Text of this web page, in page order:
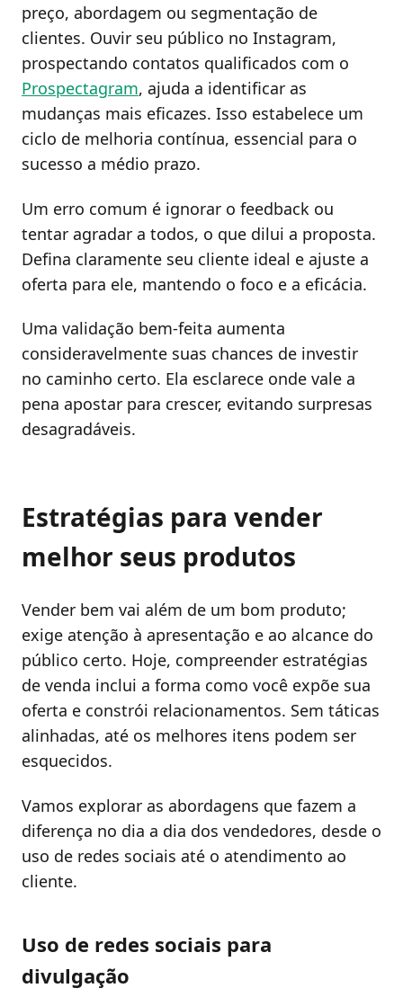
preço, abordagem ou segmentação de
clientes. Ouvir seu público no Instagram,
prospectando contatos qualificados com o
Prospectagram, ajuda a identificar as
mudanças mais eficazes. Isso estabelece um
ciclo de melhoria contínua, essencial para o
sucesso a médio prazo.
Um erro comum é ignorar o feedback ou
tentar agradar a todos, o que dilui a proposta.
Defina claramente seu cliente ideal e ajuste a
oferta para ele, mantendo o foco e a eficácia.
Uma validação bem-feita aumenta
consideravelmente suas chances de investir
no caminho certo. Ela esclarece onde vale a
pena apostar para crescer, evitando surpresas
desagradáveis.
Estratégias para vender
melhor seus produtos
Vender bem vai além de um bom produto;
exige atenção à apresentação e ao alcance do
público certo. Hoje, compreender estratégias
de venda inclui a forma como você expõe sua
oferta e constrói relacionamentos. Sem táticas
alinhadas, até os melhores itens podem ser
esquecidos.
Vamos explorar as abordagens que fazem a
diferença no dia a dia dos vendedores, desde o
uso de redes sociais até o atendimento ao
cliente.
Uso de redes sociais para
divulgação